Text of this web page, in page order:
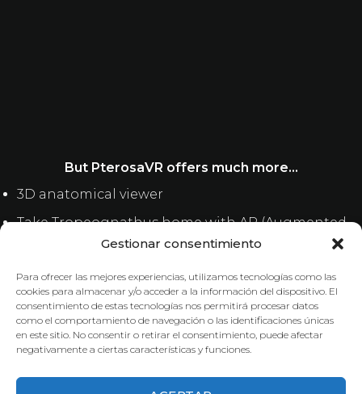
Gestionar consentimiento
Para ofrecer las mejores experiencias, utilizamos tecnologías como las
cookies para almacenar y/o acceder a la información del dispositivo. El
consentimiento de estas tecnologías nos permitirá procesar datos
como el comportamiento de navegación o las identificaciones únicas
en este sitio. No consentir o retirar el consentimiento, puede afectar
negativamente a ciertas características y funciones.
But PterosaVR offers much more…
3D anatomical viewer
Take Tropeognathus home with AR (Augmented
Pterosaur information